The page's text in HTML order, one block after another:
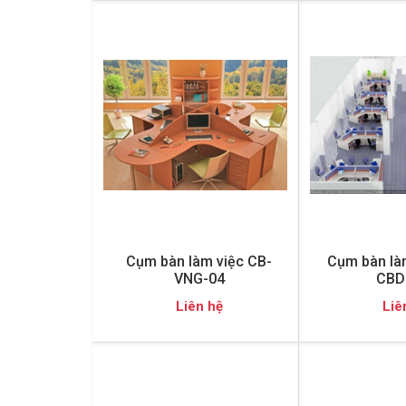
Cụm bàn làm việc CB-
VNG-04
Liên hệ
Cụm bàn